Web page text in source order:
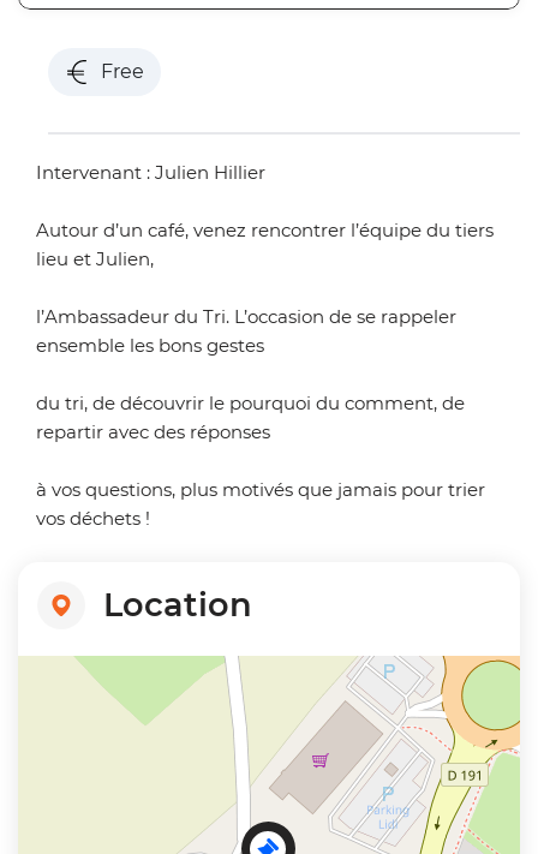
Free
Intervenant : Julien Hillier
Autour d’un café, venez rencontrer l’équipe du tiers
lieu et Julien,
l’Ambassadeur du Tri. L’occasion de se rappeler
ensemble les bons gestes
du tri, de découvrir le pourquoi du comment, de
repartir avec des réponses
à vos questions, plus motivés que jamais pour trier
vos déchets !
Location